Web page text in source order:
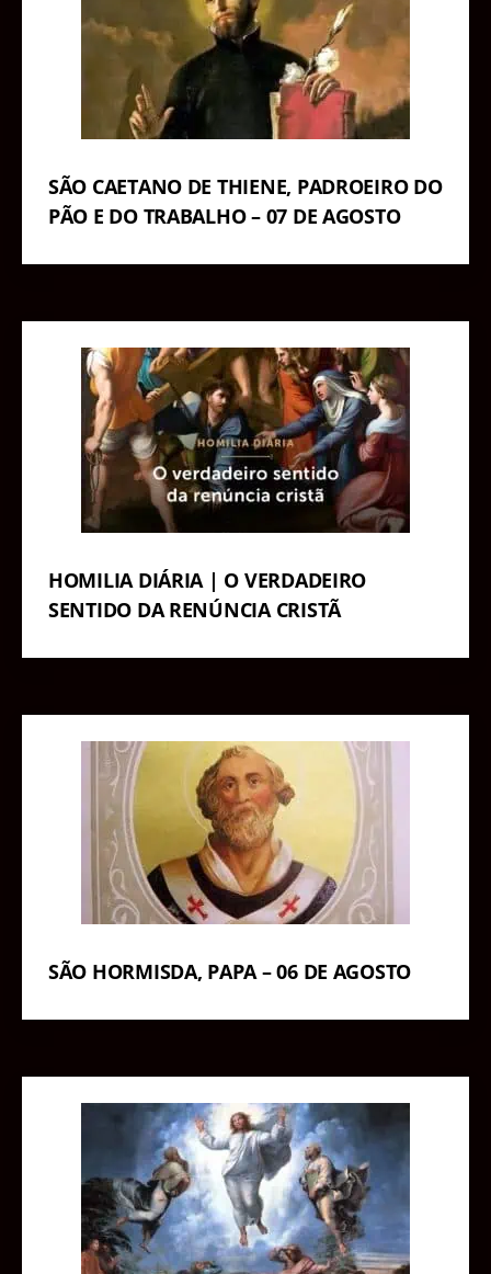
SÃO CAETANO DE THIENE, PADROEIRO DO
PÃO E DO TRABALHO – 07 DE AGOSTO
HOMILIA DIÁRIA | O VERDADEIRO
SENTIDO DA RENÚNCIA CRISTÃ
SÃO HORMISDA, PAPA – 06 DE AGOSTO